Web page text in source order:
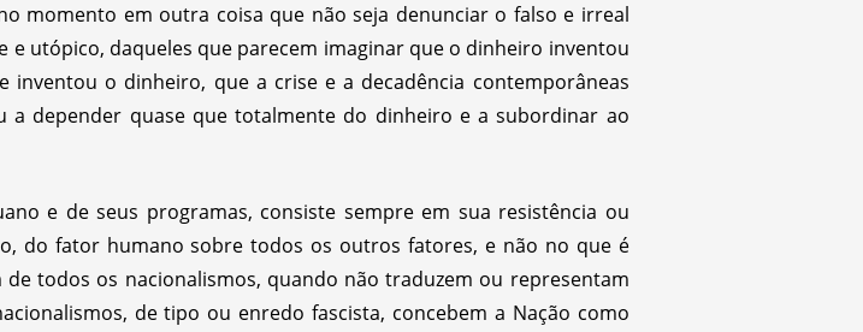
momento em outra coisa que não seja denunciar o falso e irreal
utópico, daqueles que parecem imaginar que o dinheiro inventou
inventou o dinheiro, que a crise e a decadência contemporâneas
a depender quase que totalmente do dinheiro e a subordinar ao
e de seus programas, consiste sempre em sua resistência ou
do fator humano sobre todos os outros fatores, e não no que é
todos os nacionalismos, quando não traduzem ou representam
de tipo ou enredo fascista, concebem a Nação como